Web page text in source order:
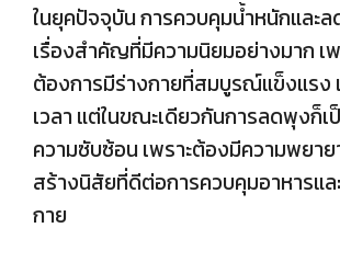
ในยุคปัจจุบัน การควบคุมน้ำหนักและ
เรื่องสำคัญที่มีความนิยมอย่างมาก เพ
ต้องการมีร่างกายที่สมบูรณ์แข็งแรง
เวลา แต่ในขณะเดียวกันการลดพุงก็เ
ความซับซ้อน เพราะต้องมีความพยาย
สร้างนิสัยที่ดีต่อการควบคุมอาหารแ
กาย